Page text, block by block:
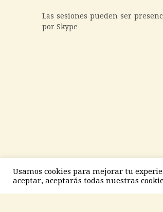
Las sesiones pueden ser
por Skype
Usamos cookies para mejorar tu
aceptar, aceptarás todas nuestras